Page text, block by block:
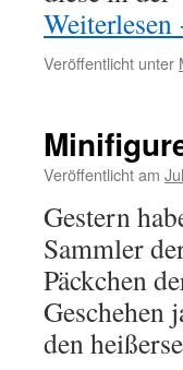
Weiterlesen
Veröffentlicht unter
Veröffentlicht am
Gestern
Sammler
Päckchen
Geschehen
den